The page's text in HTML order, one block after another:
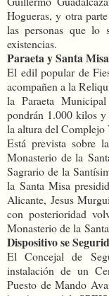
Hogueras, y otra
las personas que lo
existencias.
Paraeta y Santa Misa
El edil popular de
acompañen a la
la Paraeta
pondrán 1.000 kilos
la altura del Complejo
Está prevista sobre
Monasterio de la
Sagrario de la
la Santa Misa
Alicante, Jesus
con posterioridad
Monasterio de la
Dispositivo se
El Concejal de
instalación de un
Puesto de Mando